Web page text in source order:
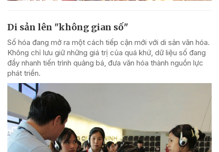
Di sản lên "không gian số"
Số hóa đang mở ra một cách tiếp cận mới với di sản văn hóa.
Không chỉ lưu giữ những giá trị của quá khứ, dữ liệu số đang
đẩy nhanh tiến trình quảng bá, đưa văn hóa thành nguồn lực
phát triển.